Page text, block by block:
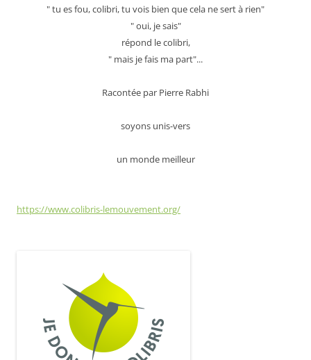
" tu es fou, colibri, tu vois bien que cela ne sert à rien"
" oui, je sais"
répond le colibri,
" mais je fais ma part"...
Racontée par Pierre Rabhi
soyons unis-vers
un monde meilleur
https://www.colibris-lemouvement.org/